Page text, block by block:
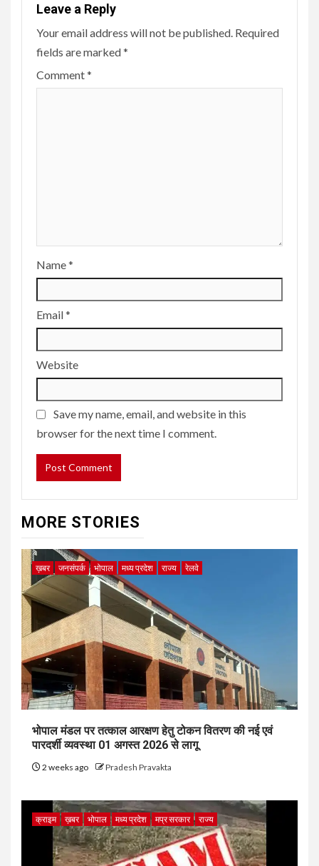
Leave a Reply
Your email address will not be published. Required
fields are marked*
Comment*
Name*
Email*
Website
Save my name, email, and website in this
browser for the next time I comment.
MORE STORIES
ख़बर जनसंपर्क भोपाल मध्य प्रदेश राज्य रेलवे
भोपाल मंडल पर तत्काल आरक्षण हेतु टोकन वितरण की नई एवं
पारदर्शी व्यवस्था 01 अगस्त 2026 से लागू
2 weeks ago Pradesh Pravakta
क्राइम ख़बर भोपाल मध्य प्रदेश मप्र सरकार राज्य